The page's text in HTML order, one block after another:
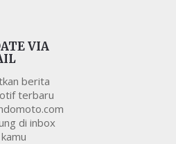
VIA
berita
terbaru
di inbox